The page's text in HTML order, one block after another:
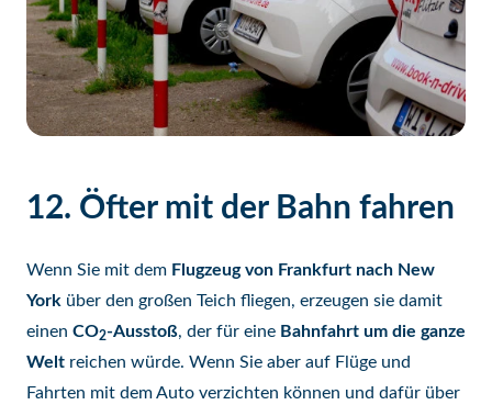
12. Öfter mit der Bahn fahren
Wenn Sie mit dem Flugzeug von Frankfurt nach New
York über den großen Teich fliegen, erzeugen sie damit
einen CO2-Ausstoß, der für eine Bahnfahrt um die ganze
Welt reichen würde. Wenn Sie aber auf Flüge und
Fahrten mit dem Auto verzichten können und dafür über